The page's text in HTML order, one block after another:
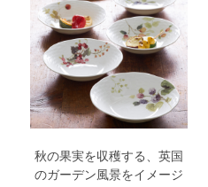
秋の果実を収穫する、英国
のガーデン風景をイメージ